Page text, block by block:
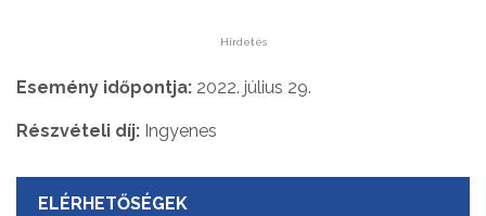
Hirdetés
Esemény időpontja: 2022. július 29.
Részvételi díj: Ingyenes
ELÉRHETŐSÉGEK